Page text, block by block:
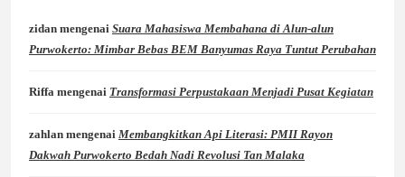
zidan mengenai Suara Mahasiswa Membahana di Alun-alun
Purwokerto: Mimbar Bebas BEM Banyumas Raya Tuntut Perubahan
Riffa mengenai Transformasi Perpustakaan Menjadi Pusat Kegiatan
zahlan mengenai Membangkitkan Api Literasi: PMII Rayon
Dakwah Purwokerto Bedah Nadi Revolusi Tan Malaka